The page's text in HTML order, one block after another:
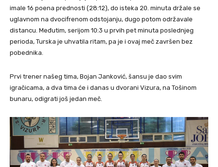
imale 16 poena prednosti (28:12), do isteka 20. minuta držale se
uglavnom na dvocifrenom odstojanju, dugo potom održavale
distancu. Međutim, serijom 10:3 u prvih pet minuta poslednjeg
perioda, Turska je uhvatila ritam, pa je i ovaj meč završen bez
pobednika.
Prvi trener našeg tima, Bojan Janković, šansu je dao svim
igračicama, a dva tima će i danas u dvorani Vizura, na Tošinom
bunaru, odigrati još jedan meč.